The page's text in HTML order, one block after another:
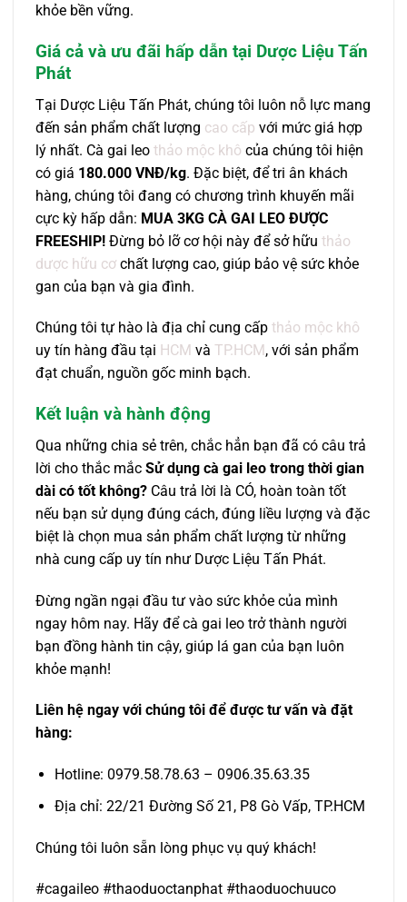
khỏe bền vững.
Giá cả và ưu đãi hấp dẫn tại Dược Liệu Tấn
Phát
Tại Dược Liệu Tấn Phát, chúng tôi luôn nỗ lực mang
đến sản phẩm chất lượng cao cấp với mức giá hợp
lý nhất. Cà gai leo thảo mộc khô của chúng tôi hiện
có giá 180.000 VNĐ/kg. Đặc biệt, để tri ân khách
hàng, chúng tôi đang có chương trình khuyến mãi
cực kỳ hấp dẫn: MUA 3KG CÀ GAI LEO ĐƯỢC
FREESHIP! Đừng bỏ lỡ cơ hội này để sở hữu thảo
dược hữu cơ chất lượng cao, giúp bảo vệ sức khỏe
gan của bạn và gia đình.
Chúng tôi tự hào là địa chỉ cung cấp thảo mộc khô
uy tín hàng đầu tại HCM và TP.HCM , với sản phẩm
đạt chuẩn, nguồn gốc minh bạch.
Kết luận và hành động
Qua những chia sẻ trên, chắc hẳn bạn đã có câu trả
lời cho thắc mắc Sử dụng cà gai leo trong thời gian
dài có tốt không? Câu trả lời là CÓ, hoàn toàn tốt
nếu bạn sử dụng đúng cách, đúng liều lượng và đặc
biệt là chọn mua sản phẩm chất lượng từ những
nhà cung cấp uy tín như Dược Liệu Tấn Phát.
Đừng ngần ngại đầu tư vào sức khỏe của mình
ngay hôm nay. Hãy để cà gai leo trở thành người
bạn đồng hành tin cậy, giúp lá gan của bạn luôn
khỏe mạnh!
Liên hệ ngay với chúng tôi để được tư vấn và đặt
hàng:
Hotline: 0979.58.78.63 – 0906.35.63.35
Địa chỉ: 22/21 Đường Số 21, P8 Gò Vấp, TP.HCM
Chúng tôi luôn sẵn lòng phục vụ quý khách!
#cagaileo #thaoduoctanphat #thaoduochuuco